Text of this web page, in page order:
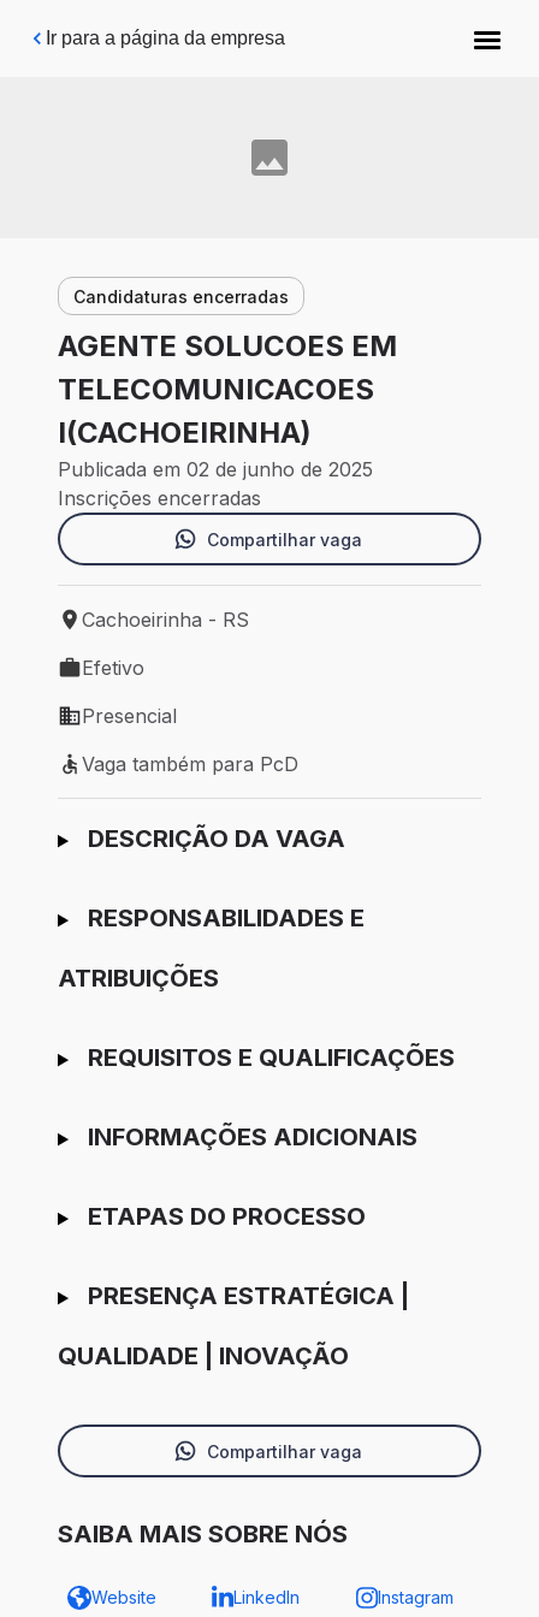
Pular para o conteúdo principal
Ir para a página da empresa
Candidaturas encerradas
AGENTE SOLUCOES EM
TELECOMUNICACOES
I(CACHOEIRINHA)
Publicada em 02 de junho de 2025
Inscrições encerradas
Compartilhar vaga
Local de trabalho: Cachoeirinha - RS
Cachoeirinha - RS
Tipo de vaga: Efetivo
Efetivo
Modelo de trabalho: Presencial
Presencial
Vaga também para PcD
Vaga também para PcD
Ir para candidatura
DESCRIÇÃO DA VAGA
RESPONSABILIDADES E
ATRIBUIÇÕES
REQUISITOS E QUALIFICAÇÕES
INFORMAÇÕES ADICIONAIS
ETAPAS DO PROCESSO
PRESENÇA ESTRATÉGICA |
QUALIDADE | INOVAÇÃO
Compartilhar vaga
SAIBA MAIS SOBRE NÓS
Website LinkedIn Instagram